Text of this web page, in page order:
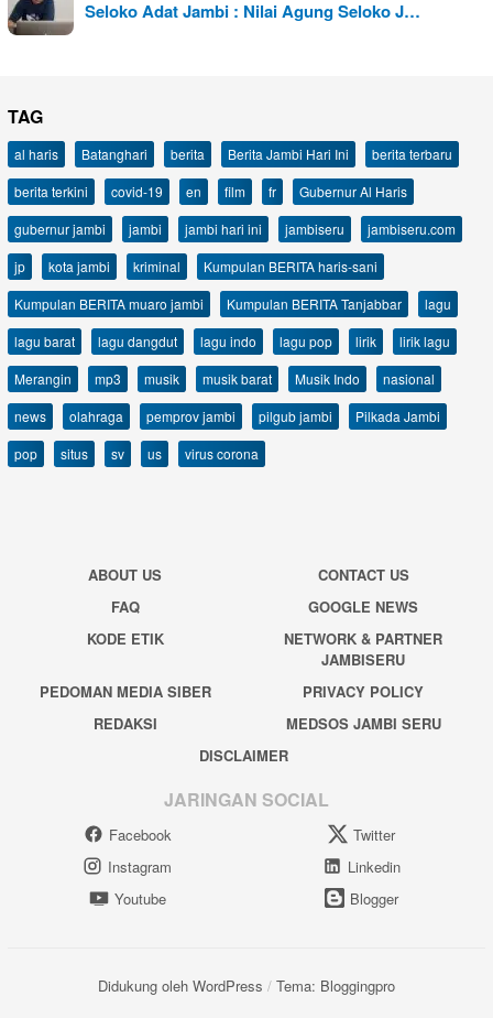
Seloko Adat Jambi : Nilai Agung Seloko J…
TAG
al haris Batanghari berita Berita Jambi Hari Ini
berita terbaru
berita terkini
covid-19 en film fr
Gubernur Al Haris
gubernur jambi
jambi jambi hari ini jambiseru
jambiseru.com
jp
kota jambi kriminal
Kumpulan BERITA haris-sani
Kumpulan BERITA muaro jambi
Kumpulan BERITA Tanjabbar
lagu
lagu barat
lagu dangdut lagu indo lagu pop lirik
lirik lagu
Merangin
mp3 musik musik barat Musik Indo
nasional
news
olahraga pemprov jambi pilgub jambi
Pilkada Jambi
pop
situs sv us virus corona
ABOUT US
CONTACT US
FAQ
GOOGLE NEWS
KODE ETIK
NETWORK & PARTNER
JAMBISERU
PEDOMAN MEDIA SIBER
PRIVACY POLICY
REDAKSI
MEDSOS JAMBI SERU
DISCLAIMER
JARINGAN SOCIAL
Facebook
Twitter
Instagram
Linkedin
Youtube
Blogger
Didukung oleh WordPress / Tema: Bloggingpro